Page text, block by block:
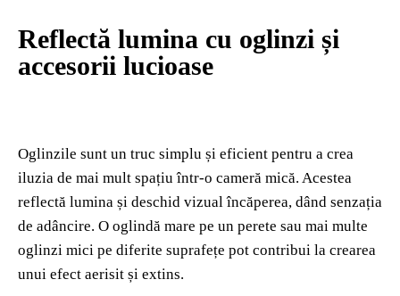
Reflectă lumina cu oglinzi și
accesorii lucioase
Oglinzile sunt un truc simplu și eficient pentru a crea
iluzia de mai mult spațiu într-o cameră mică. Acestea
reflectă lumina și deschid vizual încăperea, dând senzația
de adâncire. O oglindă mare pe un perete sau mai multe
oglinzi mici pe diferite suprafețe pot contribui la crearea
unui efect aerisit și extins.